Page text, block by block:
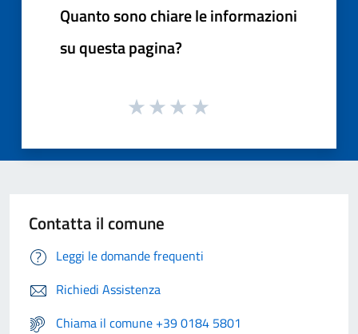
Quanto sono chiare le informazioni
su questa pagina?
Contatta il comune
Leggi le domande frequenti
Richiedi Assistenza
Chiama il comune +39 0184 5801